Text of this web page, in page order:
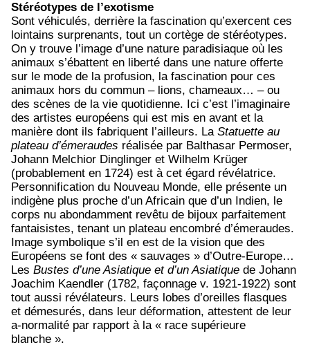
Stéréotypes de l’exotisme
Sont véhiculés, derrière la fascination qu’exercent ces
lointains surprenants, tout un cortège de stéréotypes.
On y trouve l’image d’une nature paradisiaque où les
animaux s’ébattent en liberté dans une nature offerte
sur le mode de la profusion, la fascination pour ces
animaux hors du commun – lions, chameaux… – ou
des scènes de la vie quotidienne. Ici c’est l’imaginaire
des artistes européens qui est mis en avant et la
manière dont ils fabriquent l’ailleurs. La Statuette au
plateau d’émeraudes réalisée par Balthasar Permoser,
Johann Melchior Dinglinger et Wilhelm Krüger
(probablement en 1724) est à cet égard révélatrice.
Personnification du Nouveau Monde, elle présente un
indigène plus proche d’un Africain que d’un Indien, le
corps nu abondamment revêtu de bijoux parfaitement
fantaisistes, tenant un plateau encombré d’émeraudes.
Image symbolique s’il en est de la vision que des
Européens se font des « sauvages » d’Outre-Europe…
Les Bustes d’une Asiatique et d’un Asiatique de Johann
Joachim Kaendler (1782, façonnage v. 1921-1922) sont
tout aussi révélateurs. Leurs lobes d’oreilles flasques
et démesurés, dans leur déformation, attestent de leur
a-normalité par rapport à la « race supérieure
blanche ».